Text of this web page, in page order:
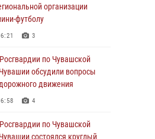
07:19
в причинении тяжкого вреда
06:12
Российской
организации
футболу
3
по Чувашской
обсудили вопросы
движения
4
по Чувашской
состоялся круглый